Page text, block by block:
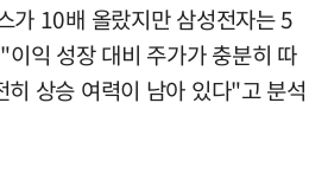
가 10배 올랐지만 삼성전자는 5
익 성장 대비 주가가 충분히 따
히 상승 여력이 남아 있다"고 분석